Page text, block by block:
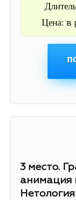
Цена: в
3 место.
анимация